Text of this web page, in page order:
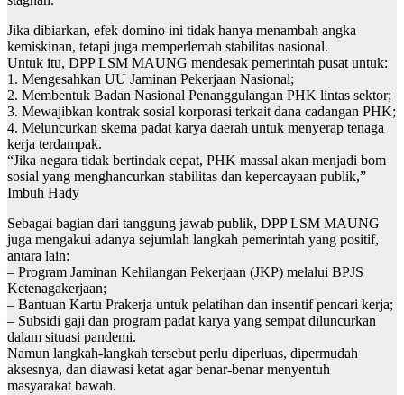
Jika dibiarkan, efek domino ini tidak hanya menambah angka
kemiskinan, tetapi juga memperlemah stabilitas nasional.
Untuk itu, DPP LSM MAUNG mendesak pemerintah pusat untuk:
1. Mengesahkan UU Jaminan Pekerjaan Nasional;
2. Membentuk Badan Nasional Penanggulangan PHK lintas sektor;
3. Mewajibkan kontrak sosial korporasi terkait dana cadangan PHK;
4. Meluncurkan skema padat karya daerah untuk menyerap tenaga
kerja terdampak.
“Jika negara tidak bertindak cepat, PHK massal akan menjadi bom
sosial yang menghancurkan stabilitas dan kepercayaan publik,”
Imbuh Hady
Sebagai bagian dari tanggung jawab publik, DPP LSM MAUNG
juga mengakui adanya sejumlah langkah pemerintah yang positif,
antara lain:
– Program Jaminan Kehilangan Pekerjaan (JKP) melalui BPJS
Ketenagakerjaan;
– Bantuan Kartu Prakerja untuk pelatihan dan insentif pencari kerja;
– Subsidi gaji dan program padat karya yang sempat diluncurkan
dalam situasi pandemi.
Namun langkah-langkah tersebut perlu diperluas, dipermudah
aksesnya, dan diawasi ketat agar benar-benar menyentuh
masyarakat bawah.